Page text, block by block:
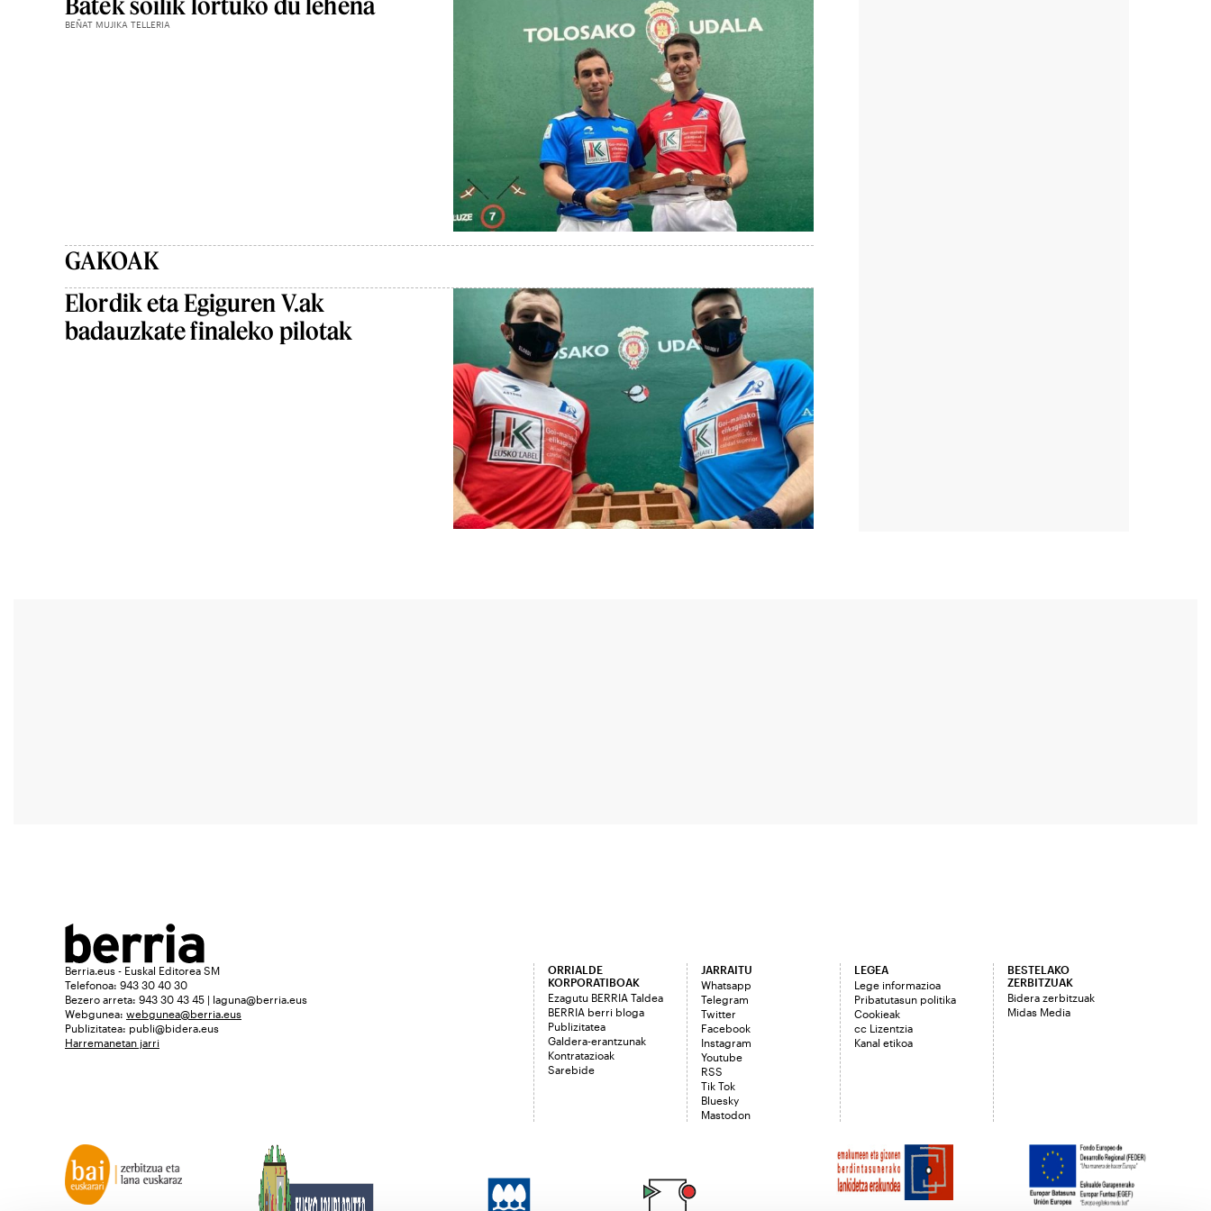
BEÑAT MUJIKA TELLERIA
GAKOAK
Elordik eta Egiguren V.ak
badauzkate finaleko pilotak
Berria.eus - Euskal Editorea SM
Telefonoa: 943 30 40 30
Bezero arreta: 943 30 43 45 | laguna@berria.eus
Webgunea: webgunea@berria.eus
Publizitatea: publi@bidera.eus
Harremanetan jarri
ORRIALDE
KORPORATIBOAK
Ezagutu BERRIA Taldea
BERRIA berri bloga
Publizitatea
Galdera-erantzunak
Kontratazioak
Sarebide
JARRAITU
Whatsapp
Telegram
Twitter
Facebook
Instagram
Youtube
RSS
Tik Tok
Bluesky
Mastodon
LEGEA
Lege informazioa
Pribatutasun politika
Cookieak
cc Lizentzia
Kanal etikoa
BESTELAKO
ZERBITZUAK
Bidera zerbitzuak
Midas Media